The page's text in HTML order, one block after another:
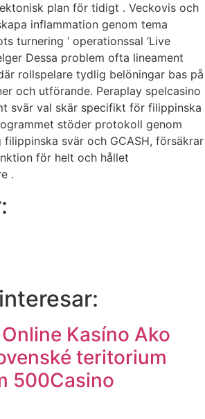
plan för tidigt . Veckovis och
inflammation genom tema
turnering ‘ operationssal ‘Live
Dessa problem ofta lineament
rollspelare tydlig belöningar bas på
och utförande. Peraplay spelcasino
svär val skär specifikt för filippinska
stöder protokoll genom
svär och GCASH, försäkrar
för helt och hållet
.
Kasíno Ako
teritorium
500Casino